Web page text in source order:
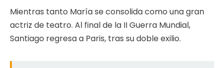
Mientras tanto María se consolida como una gran
actriz de teatro. Al final de la II Guerra Mundial,
Santiago regresa a Paris, tras su doble exilio.